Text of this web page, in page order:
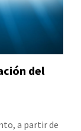
del
a partir de